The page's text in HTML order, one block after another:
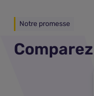
Notre promesse